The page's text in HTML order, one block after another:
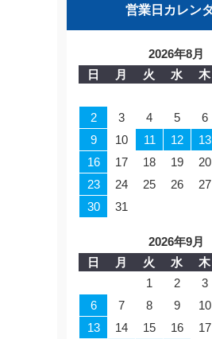
営業日カレン
2026年8月
日
月 火 水 木
2
3 4 5 6
9
10 11 12 13
16
17 18 19 20
23
24 25 26 27
30
31
2026年9月
日
月 火 水 木
1
2 3
6
7 8 9 10
13
14 15 16 17